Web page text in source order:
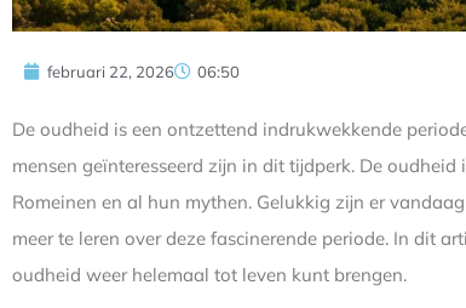
februari 22, 2026 06:50
De oudheid is een ontzettend indrukwekkende
mensen geïnteresseerd zijn in dit tijdperk. De
Romeinen en al hun mythen. Gelukkig zijn er
meer te leren over deze fascinerende periode. In dit
oudheid weer helemaal tot leven kunt brengen.